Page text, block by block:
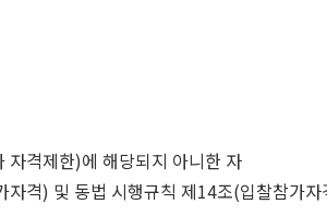
자격제한)에 해당되지 아니한 자
격) 및 동법 시행규칙 제14조(입찰참가